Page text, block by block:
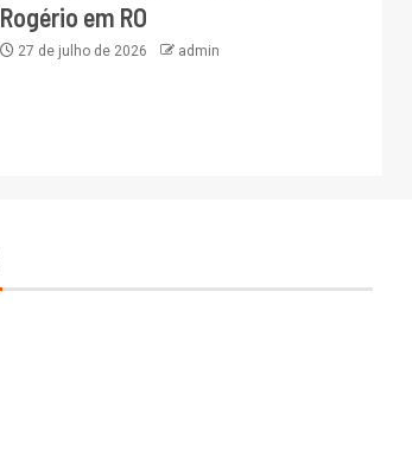
Rogério em RO
27 de julho de 2026 admin